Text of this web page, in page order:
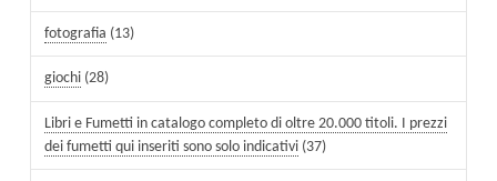
fotografia (13)
giochi (28)
Libri e Fumetti in catalogo completo di oltre 20.000 titoli. I prezzi
dei fumetti qui inseriti sono solo indicativi (37)